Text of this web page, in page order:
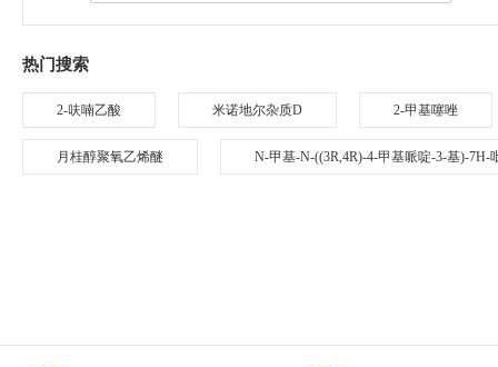
热门搜索
2-呋喃乙酸 米诺地尔杂质D 2-甲基噻唑
月桂醇聚氧乙烯醚 N-甲基-N-((3R,4R)-4-甲基哌啶-3-基)-7H-